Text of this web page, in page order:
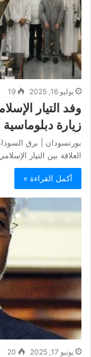
يوليو 16, 2025 19
وفد التيار
زيارة
بورتسودان | برق
العلاقة بين التيار
أكمل القراءة »
يونيو 17, 2025 20